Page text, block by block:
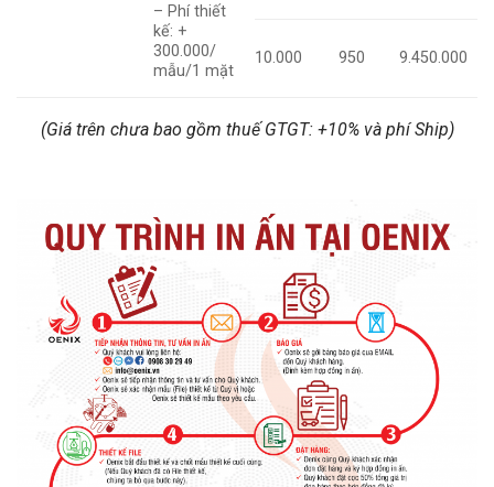
– Phí thiết
kế: +
300.000/
mẫu/1 mặt
10.000 950 9.450.000
(Giá trên chưa bao gồm thuế GTGT: +10% và phí Ship)